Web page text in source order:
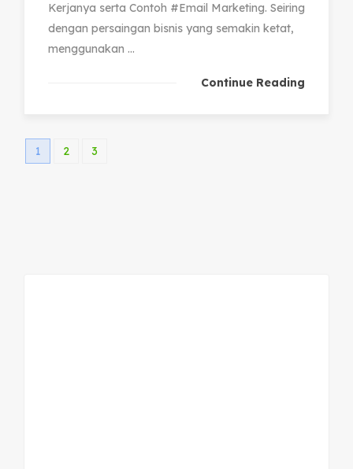
Kerjanya serta Contoh #Email Marketing. Seiring
dengan persaingan bisnis yang semakin ketat,
menggunakan ...
Continue Reading
1 2 3